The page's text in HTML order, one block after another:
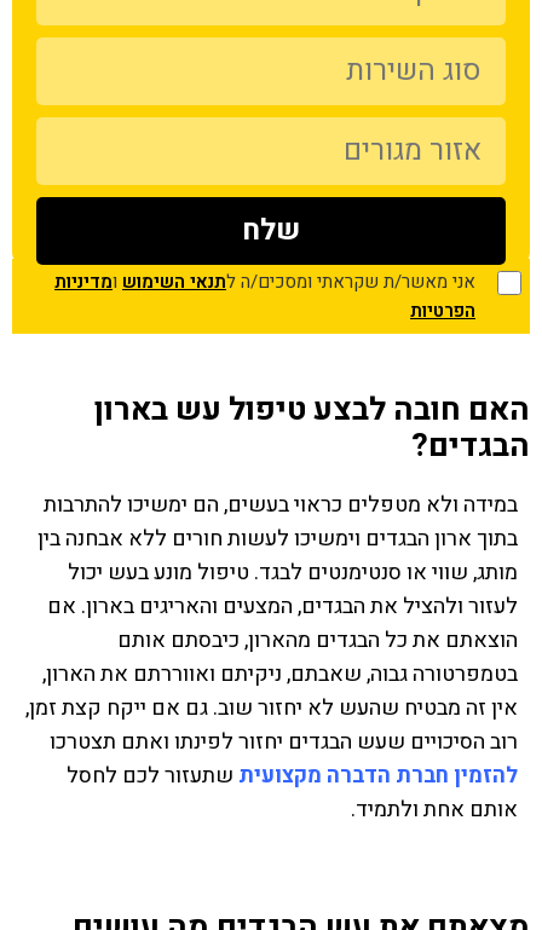
אני מאשר/ת שקראתי ומסכים/ה לתנאי השימוש ומדיניות
הפרטיות
האם חובה לבצע טיפול עש בארון
הבגדים?
במידה ולא מטפלים כראוי בעשים, הם ימשיכו להתרבות
בתוך ארון הבגדים וימשיכו לעשות חורים ללא אבחנה בין
מותג, שווי או סנטימנטים לבגד. טיפול מונע בעש יכול
לעזור ולהציל את הבגדים, המצעים והאריגים בארון. אם
הוצאתם את כל הבגדים מהארון, כיבסתם אותם
בטמפרטורה גבוה, שאבתם, ניקיתם ואווררתם את הארון,
אין זה מבטיח שהעש לא יחזור שוב. גם אם ייקח קצת זמן,
רוב הסיכויים שעש הבגדים יחזור לפינתו ואתם תצטרכו
להזמין חברת הדברה מקצועית שתעזור לכם לחסל
אותם אחת ולתמיד.